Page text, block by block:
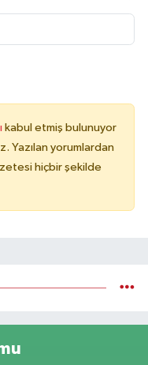
kabul etmiş bulunuyor
Yazılan yorumlardan
hiçbir şekilde